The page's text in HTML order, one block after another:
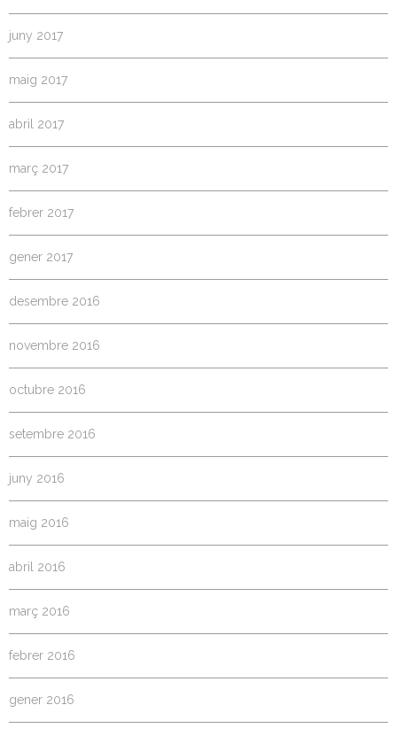
juny 2017
maig 2017
abril 2017
març 2017
febrer 2017
gener 2017
desembre 2016
novembre 2016
octubre 2016
setembre 2016
juny 2016
maig 2016
abril 2016
març 2016
febrer 2016
gener 2016